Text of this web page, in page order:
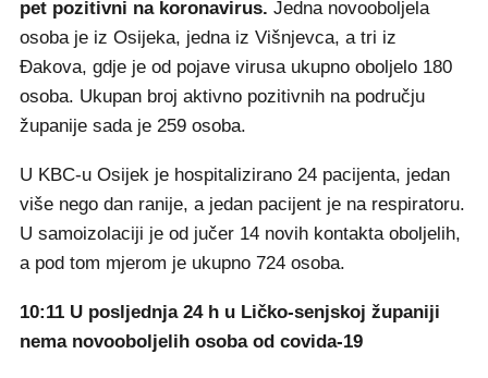
pet pozitivni na koronavirus. Jedna novooboljela
osoba je iz Osijeka, jedna iz Višnjevca, a tri iz
Đakova, gdje je od pojave virusa ukupno oboljelo 180
osoba. Ukupan broj aktivno pozitivnih na području
županije sada je 259 osoba.
U KBC-u Osijek je hospitalizirano 24 pacijenta, jedan
više nego dan ranije, a jedan pacijent je na respiratoru.
U samoizolaciji je od jučer 14 novih kontakta oboljelih,
a pod tom mjerom je ukupno 724 osoba.
10:11 U posljednja 24 h u Ličko-senjskoj županiji
nema novooboljelih osoba od covida-19